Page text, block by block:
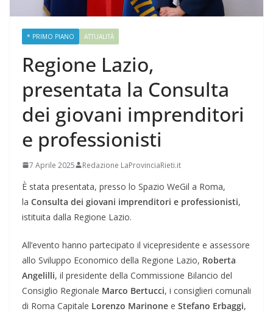
* PRIMO PIANO ATTUALITÀ
Regione Lazio,
presentata la Consulta
dei giovani imprenditori
e professionisti
7 Aprile 2025 Redazione LaProvinciaRieti.it
È stata presentata, presso lo Spazio WeGil a Roma,
la Consulta dei giovani imprenditori e professionisti,
istituita dalla Regione Lazio.
All’evento hanno partecipato il vicepresidente e assessore
allo Sviluppo Economico della Regione Lazio, Roberta
Angelilli, il presidente della Commissione Bilancio del
Consiglio Regionale Marco Bertucci, i consiglieri comunali
di Roma Capitale Lorenzo Marinone e Stefano Erbaggi,